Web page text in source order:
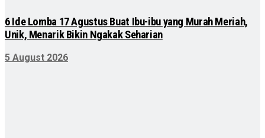
6 Ide Lomba 17 Agustus Buat Ibu-ibu yang Murah Meriah,
Unik, Menarik Bikin Ngakak Seharian
5 August 2026